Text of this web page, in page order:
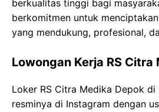
berkualitas tinggi bagi
berkomitmen untuk
yang mendukung, profesional,
Lowongan Kerja RS
Loker RS Citra Medika Depok
resminya di Instagram dengan